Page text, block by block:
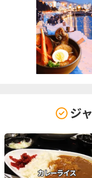
ジ
カレーライス